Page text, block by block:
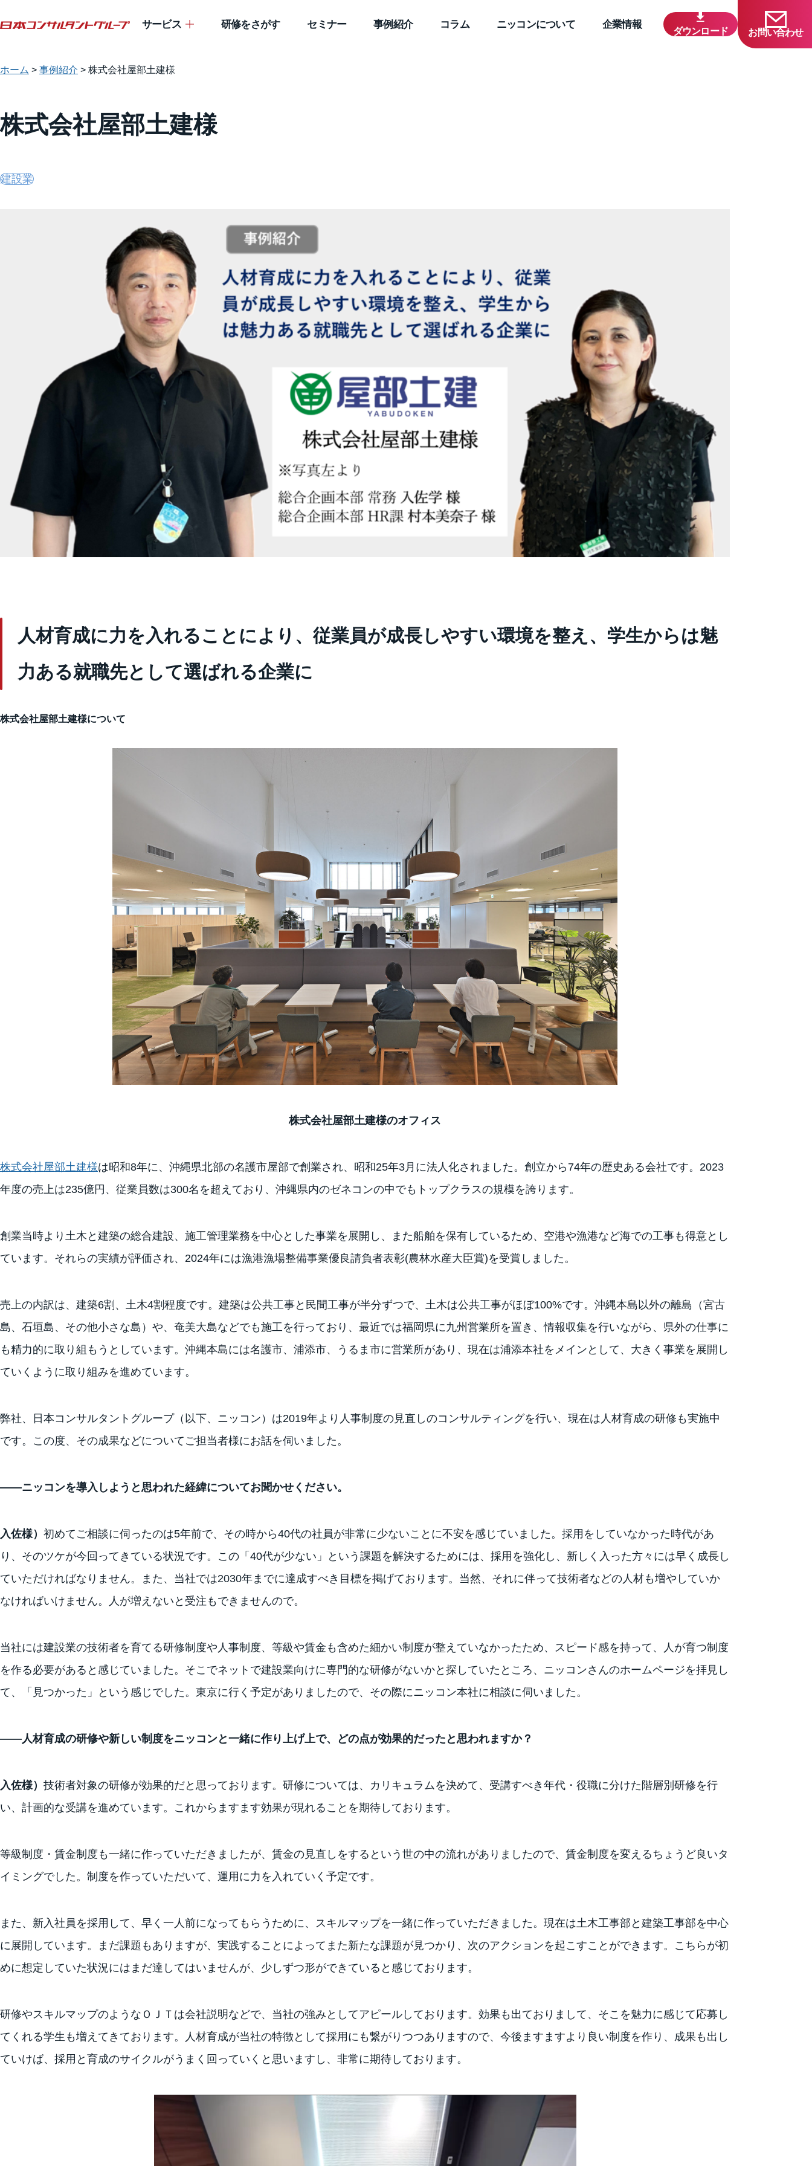
サービス 研修をさがす セミナー 事例紹介 コラム ニッコンについて 企業情報
ダウンロード お問い合わせ
ホーム > 事例紹介 > 株式会社屋部土建様
株式会社屋部土建様
建設業
人材育成に力を入れることにより、従業員が成長しやすい環境を整え、学生からは魅
力ある就職先として選ばれる企業に
株式会社屋部土建様について
株式会社屋部土建様のオフィス
株式会社屋部土建様は昭和8年に、沖縄県北部の名護市屋部で創業され、昭和25年3月に法人化されました。創立から74年の歴史ある会社です。2023
年度の売上は235億円、従業員数は300名を超えており、沖縄県内のゼネコンの中でもトップクラスの規模を誇ります。
創業当時より土木と建築の総合建設、施工管理業務を中心とした事業を展開し、また船舶を保有しているため、空港や漁港など海での工事も得意とし
ています。それらの実績が評価され、2024年には漁港漁場整備事業優良請負者表彰(農林水産大臣賞)を受賞しました。
売上の内訳は、建築6割、土木4割程度です。建築は公共工事と民間工事が半分ずつで、土木は公共工事がほぼ100%です。沖縄本島以外の離島（宮古
島、石垣島、その他小さな島）や、奄美大島などでも施工を行っており、最近では福岡県に九州営業所を置き、情報収集を行いながら、県外の仕事に
も精力的に取り組もうとしています。沖縄本島には名護市、浦添市、うるま市に営業所があり、現在は浦添本社をメインとして、大きく事業を展開し
ていくように取り組みを進めています。
弊社、日本コンサルタントグループ（以下、ニッコン）は2019年より人事制度の見直しのコンサルティングを行い、現在は人材育成の研修も実施中
です。この度、その成果などについてご担当者様にお話を伺いました。
――ニッコンを導入しようと思われた経緯についてお聞かせください。
入佐様） 初めてご相談に伺ったのは5年前で、その時から40代の社員が非常に少ないことに不安を感じていました。採用をしていなかった時代があ
り、そのツケが今回ってきている状況です。この「40代が少ない」という課題を解決するためには、採用を強化し、新しく入った方々には早く成長し
ていただければなりません。また、当社では2030年までに達成すべき目標を掲げております。当然、それに伴って技術者などの人材も増やしていか
なければいけません。人が増えないと受注もできませんので。
当社には建設業の技術者を育てる研修制度や人事制度、等級や賃金も含めた細かい制度が整えていなかったため、スピード感を持って、人が育つ制度
を作る必要があると感じていました。そこでネットで建設業向けに専門的な研修がないかと探していたところ、ニッコンさんのホームページを拝見し
て、「見つかった」という感じでした。東京に行く予定がありましたので、その際にニッコン本社に相談に伺いました。
――人材育成の研修や新しい制度をニッコンと一緒に作り上げ上で、どの点が効果的だったと思われますか？
入佐様） 技術者対象の研修が効果的だと思っております。研修については、カリキュラムを決めて、受講すべき年代・役職に分けた階層別研修を行
い、計画的な受講を進めています。これからますます効果が現れることを期待しております。
等級制度・賃金制度も一緒に作っていただきましたが、賃金の見直しをするという世の中の流れがありましたので、賃金制度を変えるちょうど良いタ
イミングでした。制度を作っていただいて、運用に力を入れていく予定です。
また、新入社員を採用して、早く一人前になってもらうために、スキルマップを一緒に作っていただきました。現在は土木工事部と建築工事部を中心
に展開しています。まだ課題もありますが、実践することによってまた新たな課題が見つかり、次のアクションを起こすことができます。こちらが初
めに想定していた状況にはまだ達してはいませんが、少しずつ形ができていると感じております。
研修やスキルマップのようなＯＪＴは会社説明などで、当社の強みとしてアピールしております。効果も出ておりまして、そこを魅力に感じて応募し
てくれる学生も増えてきております。人材育成が当社の特徴として採用にも繋がりつつありますので、今後ますますより良い制度を作り、成果も出し
ていけば、採用と育成のサイクルがうまく回っていくと思いますし、非常に期待しております。